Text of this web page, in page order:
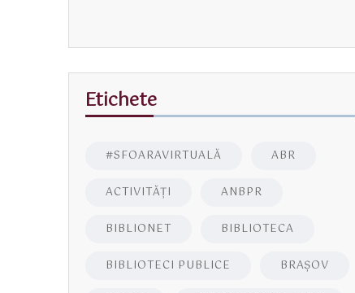
Etichete
#SFOARAVIRTUALĂ ABR
ACTIVITĂŢI ANBPR
BIBLIONET BIBLIOTECA
BIBLIOTECI PUBLICE BRAŞOV